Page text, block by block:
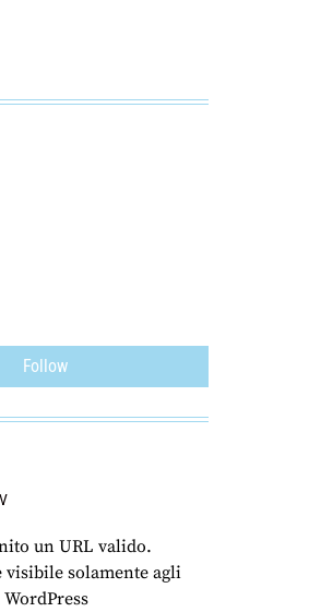
Follow
un URL valido.
visibile solamente agli